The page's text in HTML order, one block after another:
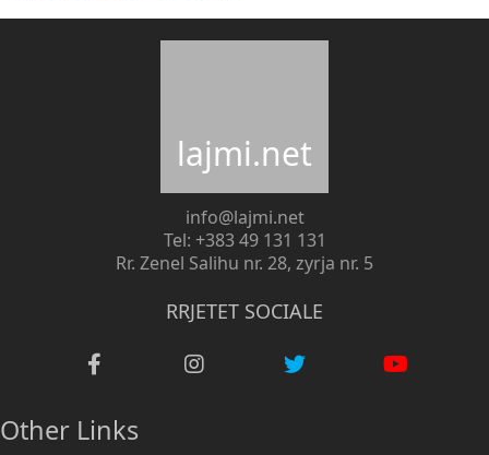
lajmi.net
info@lajmi.net
Tel: +383 49 131 131
Rr. Zenel Salihu nr. 28, zyrja nr. 5
RRJETET SOCIALE
Other Links